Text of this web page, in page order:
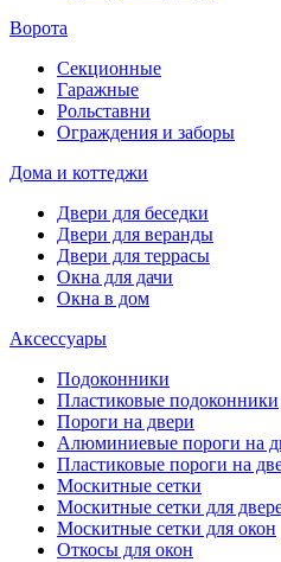
Ворота
Секционные
Гаражные
Рольставни
Ограждения и заборы
Дома и коттеджи
Двери для беседки
Двери для веранды
Двери для террасы
Окна для дачи
Окна в дом
Аксессуары
Подоконники
Пластиковые подоконники
Пороги на двери
Алюминиевые пороги на
Пластиковые пороги на
Москитные сетки
Москитные сетки для
Москитные сетки для окон
Откосы для окон